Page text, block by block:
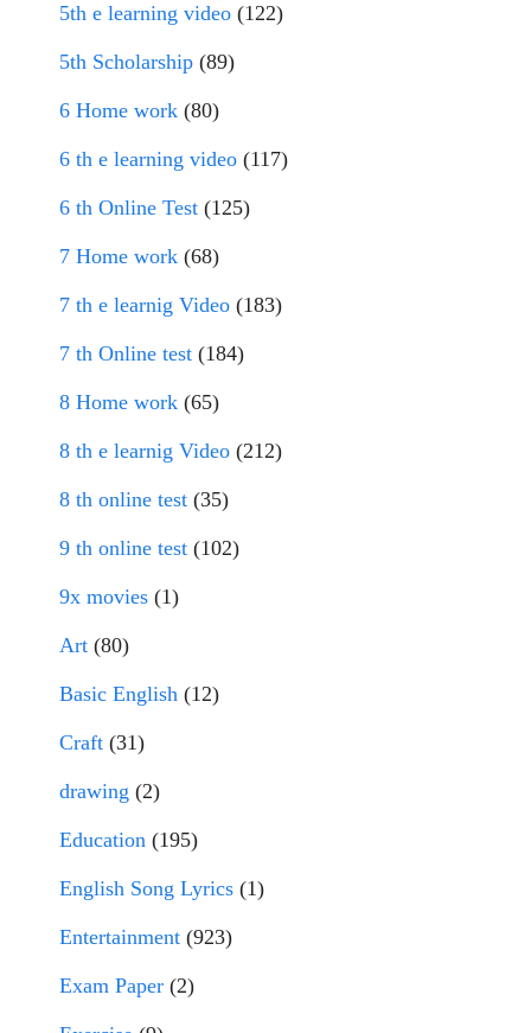
5th e learning video (122)
5th Scholarship (89)
6 Home work (80)
6 th e learning video (117)
6 th Online Test (125)
7 Home work (68)
7 th e learnig Video (183)
7 th Online test (184)
8 Home work (65)
8 th e learnig Video (212)
8 th online test (35)
9 th online test (102)
9x movies (1)
Art (80)
Basic English (12)
Craft (31)
drawing (2)
Education (195)
English Song Lyrics (1)
Entertainment (923)
Exam Paper (2)